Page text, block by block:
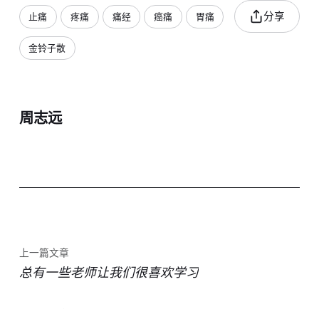
止痛 疼痛 痛经 癌痛 胃痛
金铃子散
分享
周志远
上一篇文章
总有一些老师让我们很喜欢学习